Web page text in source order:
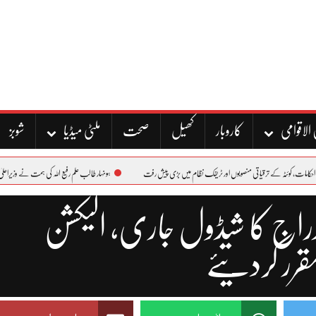
الاقوامی کاروبار کھیل صحت ملٹی میڈیا شوبز
منصوبوں اور ٹریفک نظام میں بڑی پیش رفت ہونہار طالب علم رفیع اللہ کی ہمت نے وزیراعلیٰ بلوچستان کا دل جیت لیا
کا شیڈول جاری، الیکشن
کردیئے